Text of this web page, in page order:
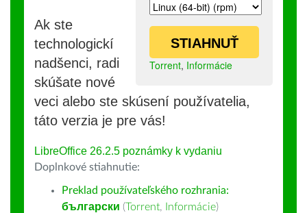
STIAHNUŤ
Torrent, Informácie
Ak ste
technologickí
nadšenci, radi
skúšate nové
veci alebo ste skúsení používatelia,
táto verzia je pre vás!
LibreOffice 26.2.5 poznámky k vydaniu
Doplnkové stiahnutie:
Preklad používateľského rozhrania:
български (Torrent, Informácie)